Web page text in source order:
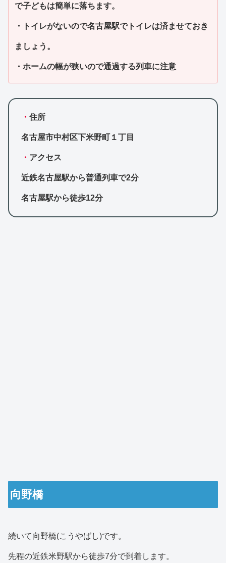
で子どもは簡単に落ちます。
・トイレがないので名古屋駅でトイレは済ませておき
ましょう。
・ホームの幅が狭いので通過する列車に注意
・ 住所
名古屋市中村区下米野町１丁目
・ アクセス
近鉄名古屋駅から普通列車で2分
名古屋駅から徒歩12分
向野橋
続いて向野橋(こうやばし)です。
先程の近鉄米野駅から徒歩7分で到着します。